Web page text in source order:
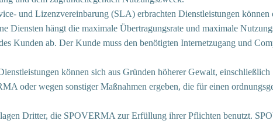
und Lizenzvereinbarung (SLA) erbrachten Dienstleistungen können
Diensten hängt die maximale Übertragungsrate und maximale
Kunden ab. Der Kunde muss den benötigten Internetzugang und
können sich aus Gründen höherer Gewalt,
oder wegen sonstiger Maßnahmen ergeben, die für einen
Dritter, die SPOVERMA zur Erfüllung ihrer Pflichten benutzt.